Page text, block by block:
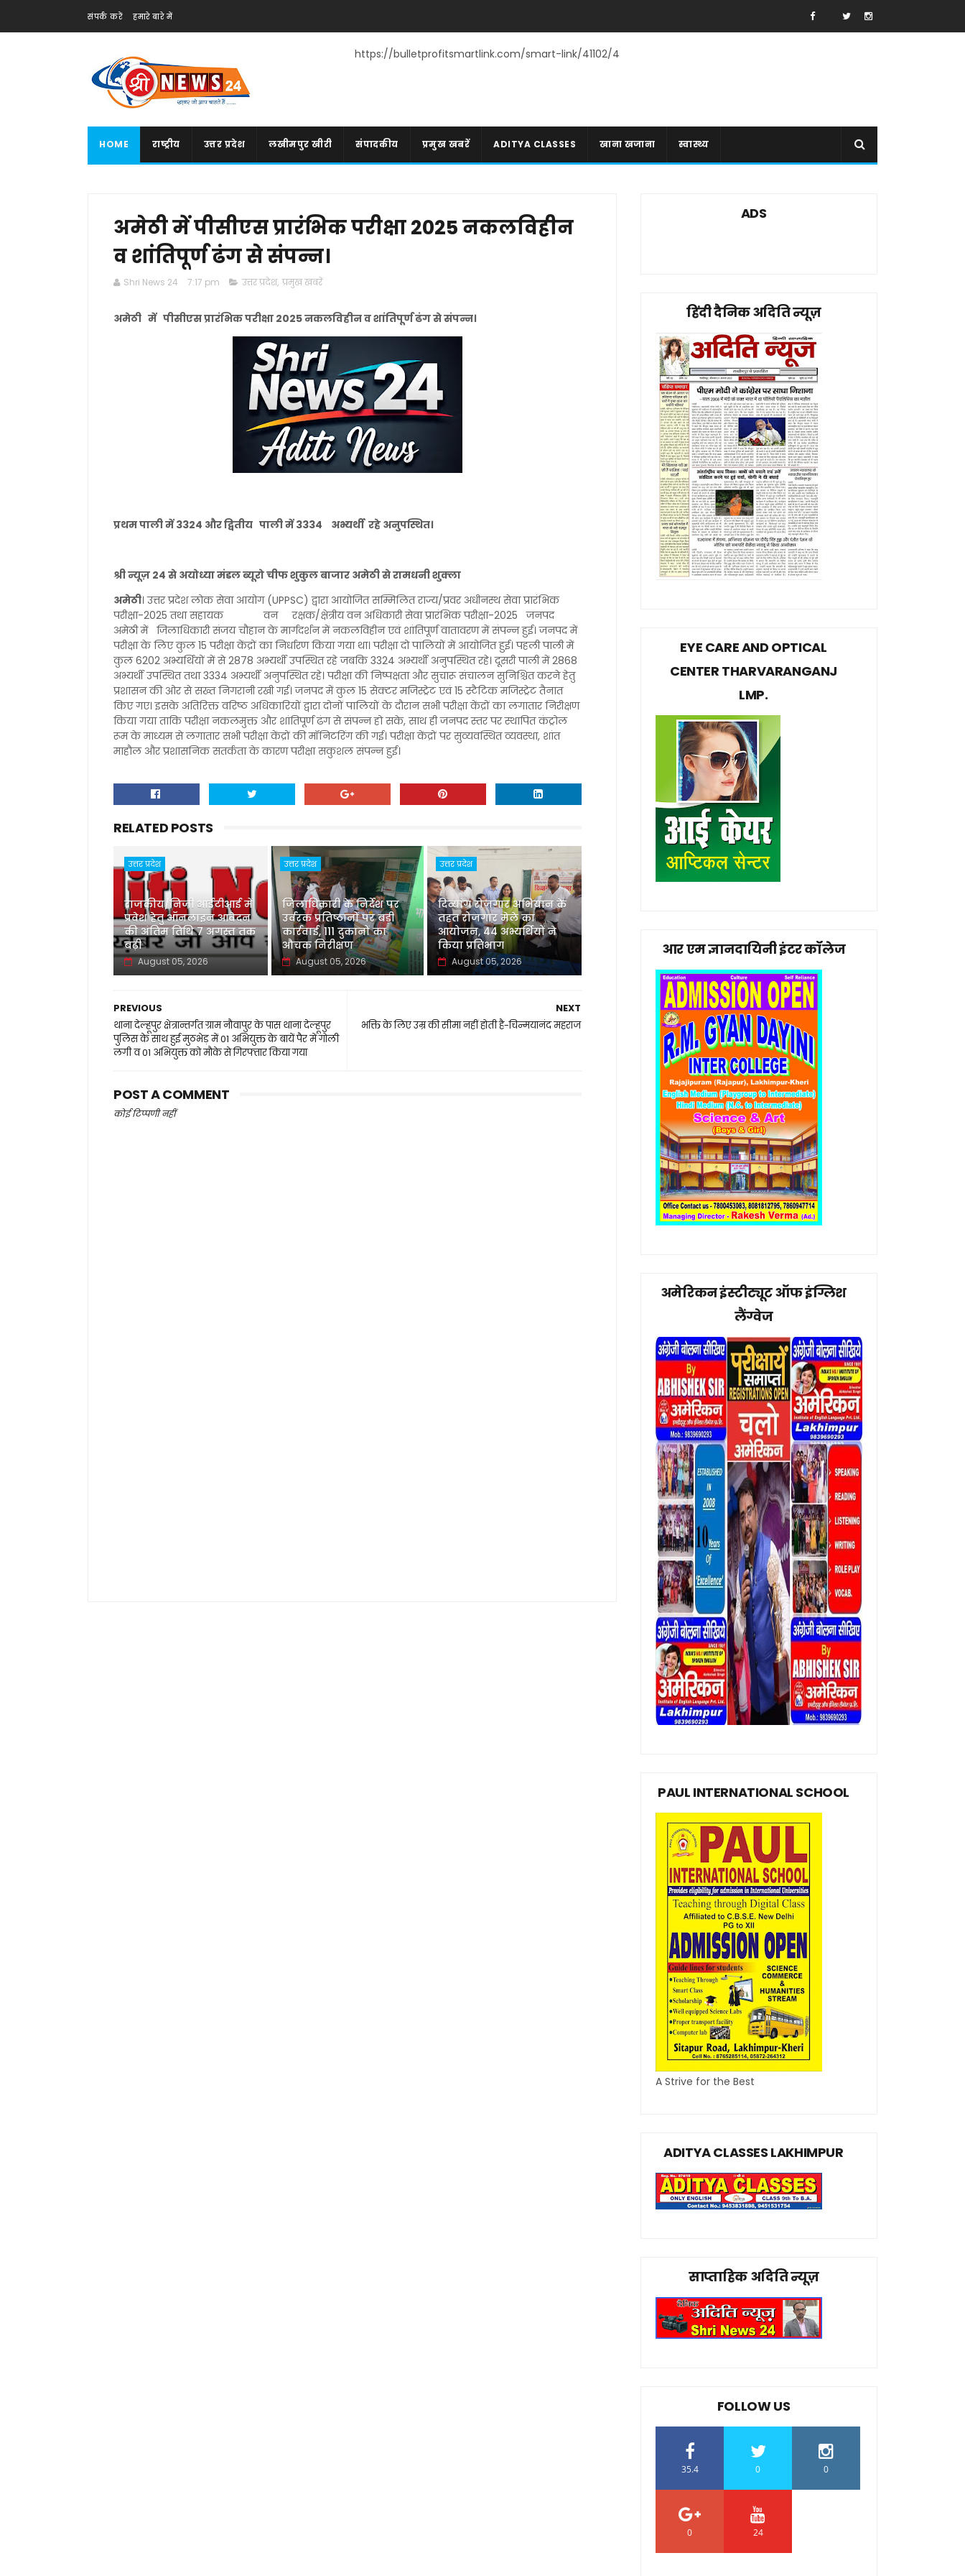
संपर्क करें हमारे बारे में
https://bulletprofitsmartlink.com/smart-link/41102/4
HOME राष्ट्रीय उत्तर प्रदेश लखीमपुर खीरी संपादकीय प्रमुख खबरें ADITYA CLASSES खाना खजाना स्वास्थ्य
अमेठी में पीसीएस प्रारंभिक परीक्षा 2025 नकलविहीन
व शांतिपूर्ण ढंग से संपन्न।
Shri News 24 7:17 pm उत्तर प्रदेश, प्रमुख खबरें
अमेठी में पीसीएस प्रारंभिक परीक्षा 2025 नकलविहीन व शांतिपूर्ण ढंग से संपन्न।
प्रथम पाली में 3324 और द्वितीय पाली में 3334 अभ्यर्थी रहे अनुपस्थित।
श्री न्यूज़ 24 से अयोध्या मंडल ब्यूरो चीफ शुकुल बाजार अमेठी से रामधनी शुक्ला
अमेठी। उत्तर प्रदेश लोक सेवा आयोग (UPPSC) द्वारा आयोजित सम्मिलित राज्य/प्रवर अधीनस्थ सेवा प्रारंभिक
परीक्षा-2025 तथा सहायक वन रक्षक/क्षेत्रीय वन अधिकारी सेवा प्रारंभिक परीक्षा-2025 जनपद
अमेठी में जिलाधिकारी संजय चौहान के मार्गदर्शन में नकलविहीन एवं शांतिपूर्ण वातावरण में संपन्न हुई। जनपद में
परीक्षा के लिए कुल 15 परीक्षा केंद्रों का निर्धारण किया गया था। परीक्षा दो पालियों में आयोजित हुई। पहली पाली में
कुल 6202 अभ्यर्थियों में से 2878 अभ्यर्थी उपस्थित रहे जबकि 3324 अभ्यर्थी अनुपस्थित रहे। दूसरी पाली में 2868
अभ्यर्थी उपस्थित तथा 3334 अभ्यर्थी अनुपस्थित रहे। परीक्षा की निष्पक्षता और सुचारू संचालन सुनिश्चित करने हेतु
प्रशासन की ओर से सख्त निगरानी रखी गई। जनपद में कुल 15 सेक्टर मजिस्ट्रेट एवं 15 स्टैटिक मजिस्ट्रेट तैनात
किए गए। इसके अतिरिक्त वरिष्ठ अधिकारियों द्वारा दोनों पालियों के दौरान सभी परीक्षा केंद्रों का लगातार निरीक्षण
किया गया ताकि परीक्षा नकलमुक्त और शांतिपूर्ण ढंग से संपन्न हो सके, साथ ही जनपद स्तर पर स्थापित कंट्रोल
रूम के माध्यम से लगातार सभी परीक्षा केंद्रों की मॉनिटरिंग की गई। परीक्षा केंद्रों पर सुव्यवस्थित व्यवस्था, शांत
माहौल और प्रशासनिक सतर्कता के कारण परीक्षा सकुशल संपन्न हुई।
RELATED POSTS
उत्तर प्रदेश
राजकीय/निजी आईटीआई में
प्रवेश हेतु ऑनलाइन आवेदन
की अंतिम तिथि 7 अगस्त तक
बढ़ी
August 05, 2026
उत्तर प्रदेश
जिलाधिकारी के निर्देश पर
उर्वरक प्रतिष्ठानों पर बड़ी
कार्रवाई, 111 दुकानों का
औचक निरीक्षण
August 05, 2026
उत्तर प्रदेश
दिव्यांग रोजगार अभियान के
तहत रोजगार मेले का
आयोजन, 44 अभ्यर्थियों ने
किया प्रतिभाग
August 05, 2026
NEXT
भक्ति के लिए उम्र की सीमा नहीं होती है-चिन्मयानंद महराज
PREVIOUS
थाना देल्हूपुर क्षेत्रान्तर्गत ग्राम नौवापुर के पास थाना देल्हूपुर
पुलिस के साथ हुई मुठभेड़ में 01 अभियुक्त के बायें पैर में गोली
लगी व 01 अभियुक्त को मौके से गिरफ्तार किया गया
POST A COMMENT
कोई टिप्पणी नहीं
ADS
हिंदी दैनिक अदिति न्यूज़
EYE CARE AND OPTICAL
CENTER THARVARANGANJ
LMP.
आर एम ज्ञानदायिनी इंटर कॉलेज
अमेरिकन इंस्टीट्यूट ऑफ इंग्लिश
लैंग्वेज
PAUL INTERNATIONAL SCHOOL
A Strive for the Best
ADITYA CLASSES LAKHIMPUR
साप्ताहिक अदिति न्यूज़
FOLLOW US
35.4 0 0
0 24